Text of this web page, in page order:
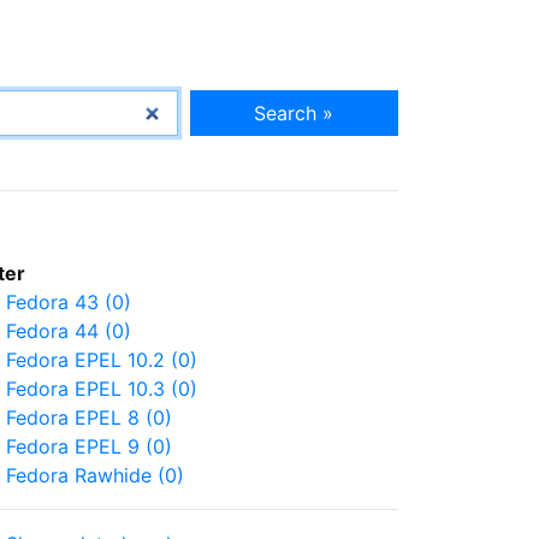
Search »
Fedora 43 (0)
Fedora 44 (0)
Fedora EPEL 10.2 (0)
Fedora EPEL 10.3 (0)
Fedora EPEL 8 (0)
Fedora EPEL 9 (0)
Fedora Rawhide (0)